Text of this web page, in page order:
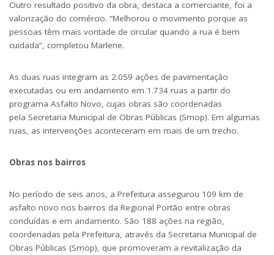
Outro resultado positivo da obra, destaca a comerciante, foi a
valorização do comércio. “Melhorou o movimento porque as
pessoas têm mais vontade de circular quando a rua é bem
cuidada”, completou Marlene.
As duas ruas integram as 2.059 ações de pavimentação
executadas ou em andamento em 1.734 ruas a partir do
programa Asfalto Novo, cujas obras são coordenadas
pela Secretaria Municipal de Obras Públicas (Smop). Em algumas
ruas, as intervenções aconteceram em mais de um trecho.
Obras nos bairros
No período de seis anos, a Prefeitura assegurou 109 km de
asfalto novo nos bairros da Regional Portão entre obras
concluídas e em andamento. São 188 ações na região,
coordenadas pela Prefeitura, através da Secretaria Municipal de
Obras Públicas (Smop), que promoveram a revitalização da